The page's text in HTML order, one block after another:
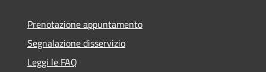
Prenotazione appuntamento
Segnalazione disservizio
Leggi le FAQ